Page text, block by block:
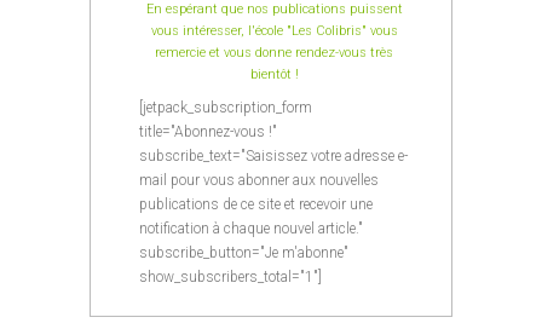
En espérant que nos publications puissent
vous intéresser, l'école "Les Colibris" vous
remercie et vous donne rendez-vous très
bientôt !
[jetpack_subscription_form
title="Abonnez-vous !"
subscribe_text="Saisissez votre adresse e-
mail pour vous abonner aux nouvelles
publications de ce site et recevoir une
notification à chaque nouvel article."
subscribe_button="Je m'abonne"
show_subscribers_total="1"]